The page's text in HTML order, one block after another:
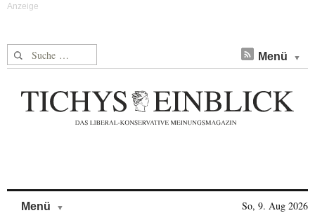
Suche nach: Menü
Menü So, 9. Aug 2026